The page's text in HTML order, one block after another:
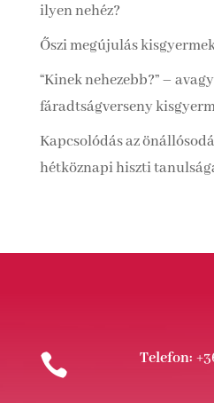
ilyen nehéz?
Őszi megújulás
“Kinek nehezebb?” –
fáradtságverseny
Kapcsolódás az
hétköznapi hiszti
 Telefon: